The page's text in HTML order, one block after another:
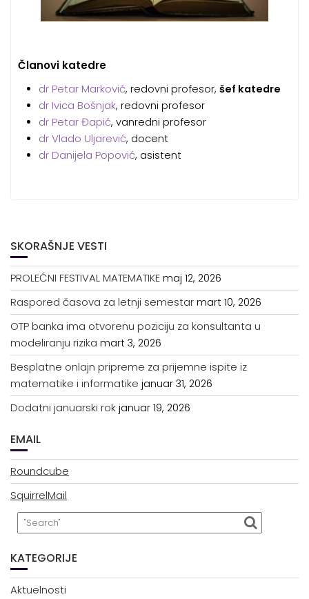
Članovi katedre
dr Petar Marković, redovni profesor, šef katedre
dr Ivica Bošnjak, redovni profesor
dr Petar Đapić, vanredni profesor
dr Vlado Uljarević, docent
dr Danijela Popović, asistent
SKORAŠNJE VESTI
PROLEĆNI FESTIVAL MATEMATIKE maj 12, 2026
Raspored časova za letnji semestar mart 10, 2026
OTP banka ima otvorenu poziciju za konsultanta u
modeliranju rizika mart 3, 2026
Besplatne onlajn pripreme za prijemne ispite iz
matematike i informatike januar 31, 2026
Dodatni januarski rok januar 19, 2026
EMAIL
Roundcube
SquirrelMail
KATEGORIJE
Aktuelnosti